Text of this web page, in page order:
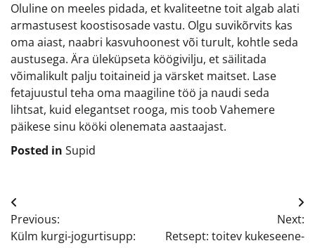
Oluline on meeles pidada, et kvaliteetne toit algab alati
armastusest koostisosade vastu. Olgu suvikõrvits kas
oma aiast, naabri kasvuhoonest või turult, kohtle seda
austusega. Ära üleküpseta köögivilju, et säilitada
võimalikult palju toitaineid ja värsket maitset. Lase
fetajuustul teha oma maagiline töö ja naudi seda
lihtsat, kuid elegantset rooga, mis toob Vahemere
päikese sinu kööki olenemata aastaajast.
Posted in Supid
Navigeerimine
Previous:
Külm kurgi-jogurtisupp:
Next:
Retsept: toitev kukeseene-